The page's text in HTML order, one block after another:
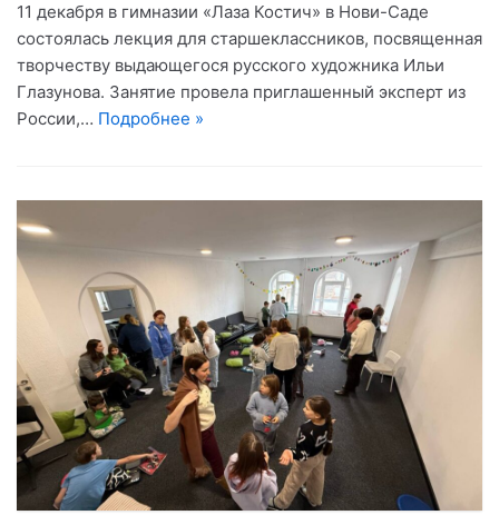
11 декабря в гимназии «Лаза Костич» в Нови-Саде
состоялась лекция для старшеклассников, посвященная
творчеству выдающегося русского художника Ильи
Глазунова. Занятие провела приглашенный эксперт из
России,… Подробнее »